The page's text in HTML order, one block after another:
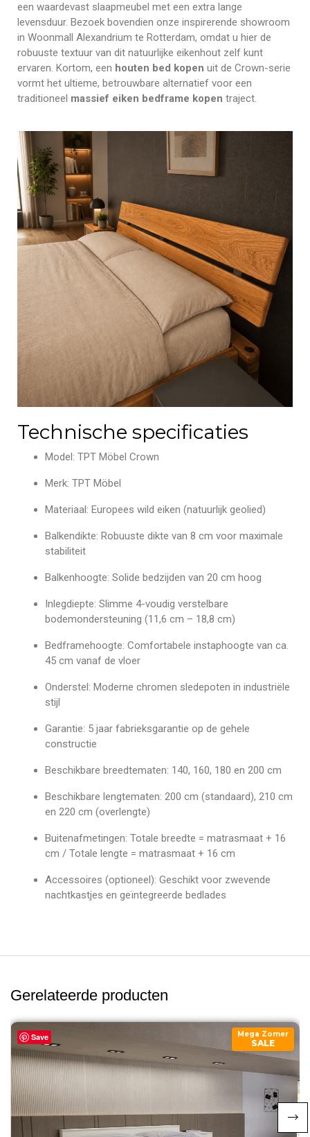
een waardevast slaapmeubel met een extra lange
levensduur. Bezoek bovendien onze inspirerende showroom
in Woonmall Alexandrium te Rotterdam, omdat u hier de
robuuste textuur van dit natuurlijke eikenhout zelf kunt
ervaren. Kortom, een houten bed kopen uit de Crown-serie
vormt het ultieme, betrouwbare alternatief voor een
traditioneel massief eiken bedframe kopen traject.
Technische specificaties
Model: TPT Möbel Crown
Merk: TPT Möbel
Materiaal: Europees wild eiken (natuurlijk geolied)
Balkendikte: Robuuste dikte van 8 cm voor maximale
stabiliteit
Balkenhoogte: Solide bedzijden van 20 cm hoog
Inlegdiepte: Slimme 4-voudig verstelbare
bodemondersteuning (11,6 cm – 18,8 cm)
Bedframehoogte: Comfortabele instaphoogte van ca.
45 cm vanaf de vloer
Onderstel: Moderne chromen sledepoten in industriële
stijl
Garantie: 5 jaar fabrieksgarantie op de gehele
constructie
Beschikbare breedtematen: 140, 160, 180 en 200 cm
Beschikbare lengtematen: 200 cm (standaard), 210 cm
en 220 cm (overlengte)
Buitenafmetingen: Totale breedte = matrasmaat + 16
cm / Totale lengte = matrasmaat + 16 cm
Accessoires (optioneel): Geschikt voor zwevende
nachtkastjes en geïntegreerde bedlades
Gerelateerde producten
Save Mega Zomer
SALE